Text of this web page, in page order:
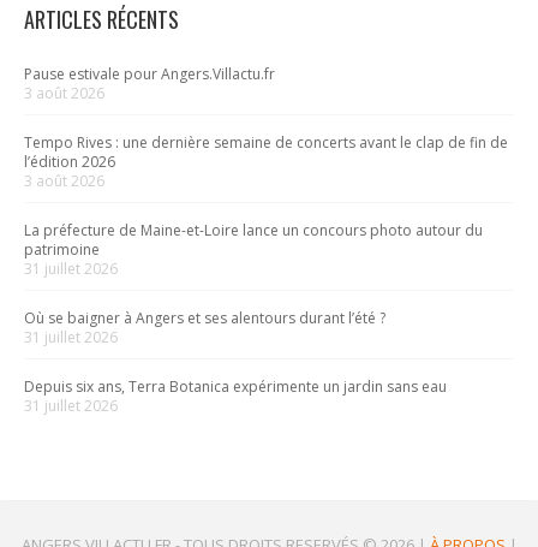
ARTICLES RÉCENTS
Pause estivale pour Angers.Villactu.fr
3 août 2026
Tempo Rives : une dernière semaine de concerts avant le clap de fin de
l’édition 2026
3 août 2026
La préfecture de Maine-et-Loire lance un concours photo autour du
patrimoine
31 juillet 2026
Où se baigner à Angers et ses alentours durant l’été ?
31 juillet 2026
Depuis six ans, Terra Botanica expérimente un jardin sans eau
31 juillet 2026